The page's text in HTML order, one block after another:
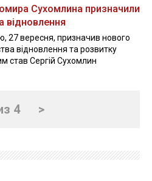
Сухомлина призначили
відновлення
27 вересня, призначив нового
відновлення та розвитку
став Сергій Сухомлин
4 >